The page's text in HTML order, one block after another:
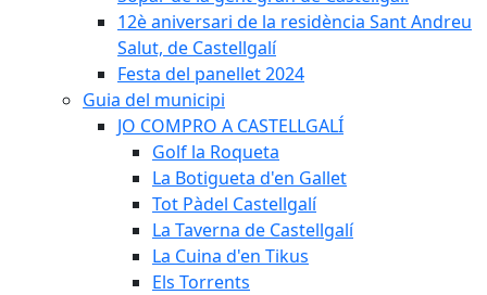
12è aniversari de la residència Sant Andreu
Salut, de Castellgalí
Festa del panellet 2024
Guia del municipi
JO COMPRO A CASTELLGALÍ
Golf la Roqueta
La Botigueta d'en Gallet
Tot Pàdel Castellgalí
La Taverna de Castellgalí
La Cuina d'en Tikus
Els Torrents